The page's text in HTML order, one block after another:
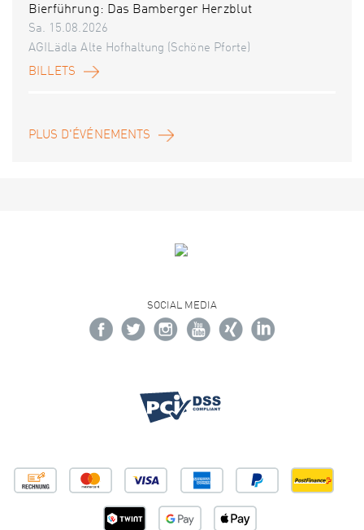
Bierführung: Das Bamberger Herzblut
Sa. 15.08.2026
AGILädla Alte Hofhaltung (Schöne Pforte)
BILLETS
PLUS D'ÉVÉNEMENTS
SOCIAL MEDIA